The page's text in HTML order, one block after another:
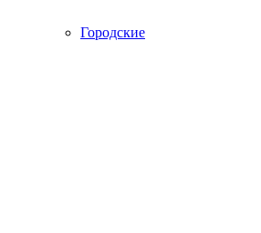
Городские